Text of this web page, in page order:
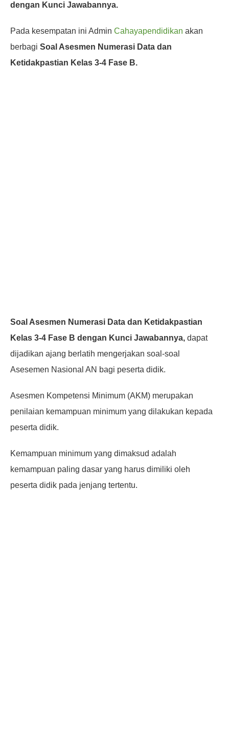
dengan Kunci Jawabannya.
Pada kesempatan ini Admin Cahayapendidikan akan
berbagi Soal Asesmen Numerasi Data dan
Ketidakpastian Kelas 3-4 Fase B.
Soal Asesmen Numerasi Data dan Ketidakpastian
Kelas 3-4 Fase B dengan Kunci Jawabannya, dapat
dijadikan ajang berlatih mengerjakan soal-soal
Asesemen Nasional AN bagi peserta didik.
Asesmen Kompetensi Minimum (AKM) merupakan
penilaian kemampuan minimum yang dilakukan kepada
peserta didik.
Kemampuan minimum yang dimaksud adalah
kemampuan paling dasar yang harus dimiliki oleh
peserta didik pada jenjang tertentu.